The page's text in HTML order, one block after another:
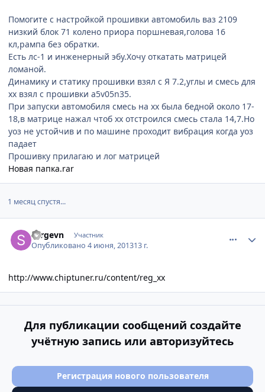
Помогите с настройкой прошивки автомобиль ваз 2109
низкий блок 71 колено приора поршневая,голова 16
кл,рампа без обратки.
Есть лс-1 и инженерный эбу.Хочу откатать матрицей
ломаной.
Динамику и статику прошивки взял с Я 7.2,углы и смесь для
хх взял с прошивки а5v05n35.
При запуски автомобиля смесь на хх была бедной около 17-
18,в матрице нажал чтоб хх отстроился смесь стала 14,7.Но
уоз не устойчив и по машине проходит вибрация когда уоз
падает
Прошивку прилагаю и лог матрицей
Новая папка.rar
1 месяц спустя...
sergevn Участник
Опубликовано4 июня, 201313 г.
http://www.chiptuner.ru/content/reg_xx
Для публикации сообщений создайте
учётную запись или авторизуйтесь
Регистрация нового пользователя